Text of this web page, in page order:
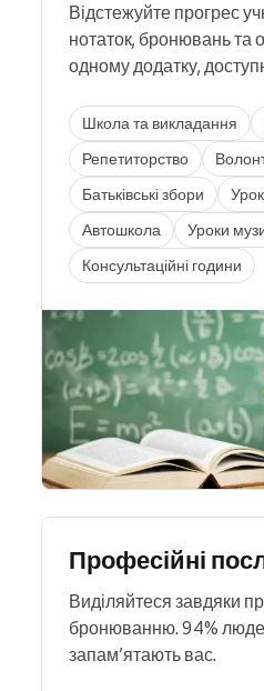
Відстежуйте прогрес
нотаток, бронювань та
одному додатку,
Школа та викладання
Репетиторство
Батьківські збори
Автошкола
Уроки
Консультаційні години
Професійні
Виділяйтеся завдяки
бронюванню. 94%
запам’ятають вас.